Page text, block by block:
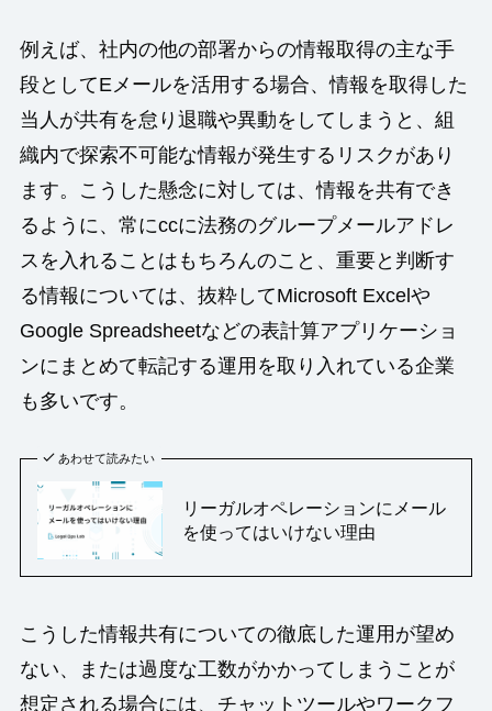
例えば、社内の他の部署からの情報取得の主な手
段としてEメールを活用する場合、情報を取得した
当人が共有を怠り退職や異動をしてしまうと、組
織内で探索不可能な情報が発生するリスクがあり
ます。こうした懸念に対しては、情報を共有でき
るように、常にccに法務のグループメールアドレ
スを入れることはもちろんのこと、重要と判断す
る情報については、抜粋してMicrosoft Excelや
Google Spreadsheetなどの表計算アプリケーショ
ンにまとめて転記する運用を取り入れている企業
も多いです。
あわせて読みたい
リーガルオペレーションにメール
を使ってはいけない理由
こうした情報共有についての徹底した運用が望め
ない、または過度な工数がかかってしまうことが
想定される場合には、チャットツールやワークフ